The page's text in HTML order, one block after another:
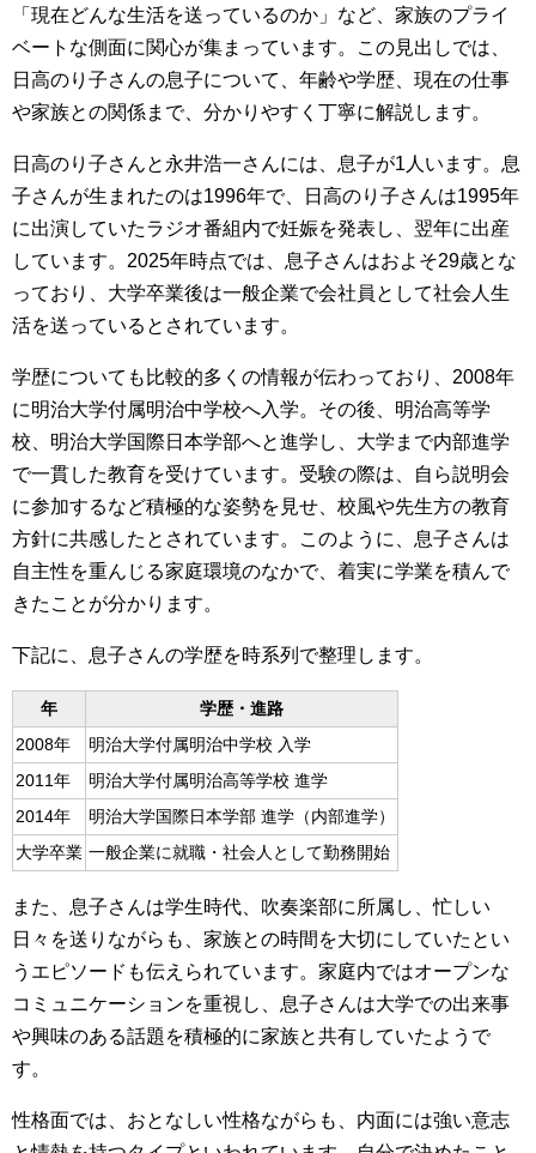
「現在どんな生活を送っているのか」など、家族のプライ
ベートな側面に関心が集まっています。この見出しでは、
日高のり子さんの息子について、年齢や学歴、現在の仕事
や家族との関係まで、分かりやすく丁寧に解説します。
日高のり子さんと永井浩一さんには、息子が1人います。息
子さんが生まれたのは1996年で、日高のり子さんは1995年
に出演していたラジオ番組内で妊娠を発表し、翌年に出産
しています。2025年時点では、息子さんはおよそ29歳とな
っており、大学卒業後は一般企業で会社員として社会人生
活を送っているとされています。
学歴についても比較的多くの情報が伝わっており、2008年
に明治大学付属明治中学校へ入学。その後、明治高等学
校、明治大学国際日本学部へと進学し、大学まで内部進学
で一貫した教育を受けています。受験の際は、自ら説明会
に参加するなど積極的な姿勢を見せ、校風や先生方の教育
方針に共感したとされています。このように、息子さんは
自主性を重んじる家庭環境のなかで、着実に学業を積んで
きたことが分かります。
下記に、息子さんの学歴を時系列で整理します。
年
学歴・進路
2008年
明治大学付属明治中学校 入学
2011年
明治大学付属明治高等学校 進学
2014年
明治大学国際日本学部 進学（内部進学）
大学卒業 一般企業に就職・社会人として勤務開始
また、息子さんは学生時代、吹奏楽部に所属し、忙しい
日々を送りながらも、家族との時間を大切にしていたとい
うエピソードも伝えられています。家庭内ではオープンな
コミュニケーションを重視し、息子さんは大学での出来事
や興味のある話題を積極的に家族と共有していたようで
す。
性格面では、おとなしい性格ながらも、内面には強い意志